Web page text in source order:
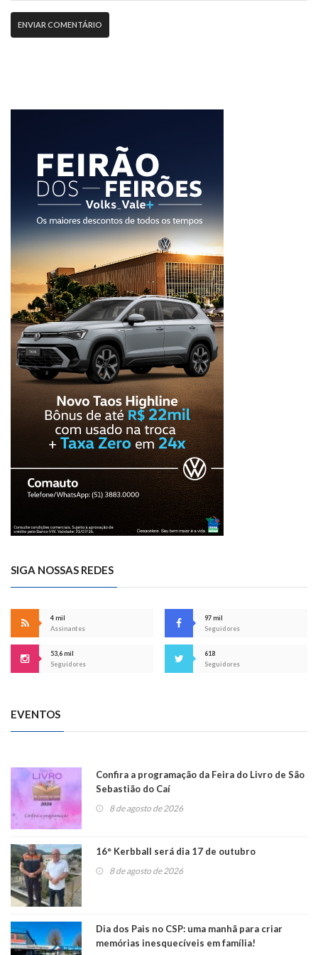
SIGA NOSSAS REDES
4 mil
Assinantes
97 mil
Seguidores
53,6 mil
Seguidores
618
Seguidores
EVENTOS
Confira a programação da Feira do Livro de São
Sebastião do Caí
8 de agosto de 2026
16° Kerbball será dia 17 de outubro
8 de agosto de 2026
Dia dos Pais no CSP: uma manhã para criar
memórias inesquecíveis em família!